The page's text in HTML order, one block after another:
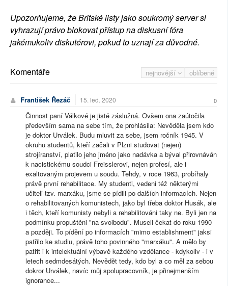
Upozorňujeme, že Britské listy jako soukromý server si
vyhrazují právo blokovat přístup na diskusní fóra
jakémukoliv diskutérovi, pokud to uznají za důvodné.
nejnovější oblíbené
Komentáře
František Řezáč 15. led. 2020 0
Činnost paní Válkové je jistě záslužná. Ovšem ona zaútočila
především sama na sebe tím, že prohlásila: Nevěděla jsem kdo
je doktor Urválek. Budu mluvit za sebe, jsem ročník 1945. V
okruhu studentů, kteří začali v Plzni studovat (nejen)
strojíranství, platilo jeho jméno jako nadávka a býval přirovnáván
k nacistickému soudci Freisslerovi, nejen profesí, ale i
exaltovaným projevem u soudu. Tehdy, v roce 1963, probíhaly
právě první rehabilitace. My studenti, vedeni též některými
učiteli tzv. marxáku, jsme se pídili po dalších informacích. Nejen
o rehabilitovaných komunistech, jako byl třeba doktor Husák, ale
i těch, kteří komunisty nebyli a rehabilitováni taky ne. Byli jen na
podmínku propuštěni "na svoibodu". Museli čekat do roku 1990
a později. To pídění po informacích "mimo establishment" jaksi
patřilo ke studiu, právě toho povinného "marxáku". A mělo by
patřit i k intelektuální výbavě každého vzdělance - kdykoliv - i v
letech sedmdesátých. Nevědět tedy, kdo byl a co měl za sebou
dokror Urválek, navíc můj spolupracovník, je přinejmenším
ignorance...